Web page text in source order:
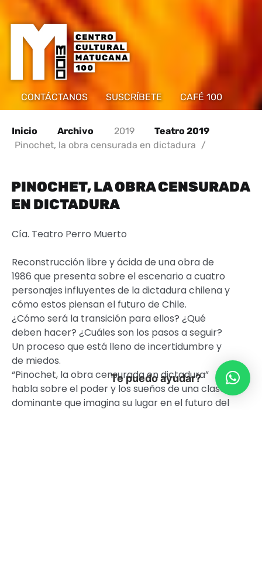
CONTÁCTANOS SUSCRÍBETE CAFÉ 100
Inicio Archivo 2019
Teatro 2019
Pinochet, la obra censurada en dictadura /
PINOCHET, LA OBRA CENSURADA
EN DICTADURA
Cía. Teatro Perro Muerto
Reconstrucción libre y ácida de una obra de
1986 que presenta sobre el escenario a cuatro
personajes influyentes de la dictadura chilena y
cómo estos piensan el futuro de Chile.
¿Cómo será la transición para ellos? ¿Qué
deben hacer? ¿Cuáles son los pasos a seguir?
Un proceso que está lleno de incertidumbre y
de miedos.
“Pinochet, la obra censurada en dictadura”
habla sobre el poder y los sueños de una clase
dominante que imagina su lugar en el futuro del
Te puedo ayudar?